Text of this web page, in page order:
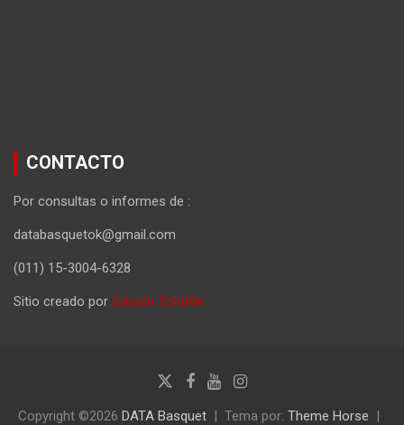
CONTACTO
Por consultas o informes de :
databasquetok@gmail.com
(011) 15-3004-6328
Sitio creado por Gastón Schafer
Copyright ©2026 DATA Basquet Tema por: Theme Horse